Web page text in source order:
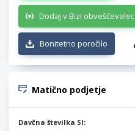
Dodaj v Bizi obveščevalec
Bonitetno poročilo
Matično podjetje
Davčna številka SI: